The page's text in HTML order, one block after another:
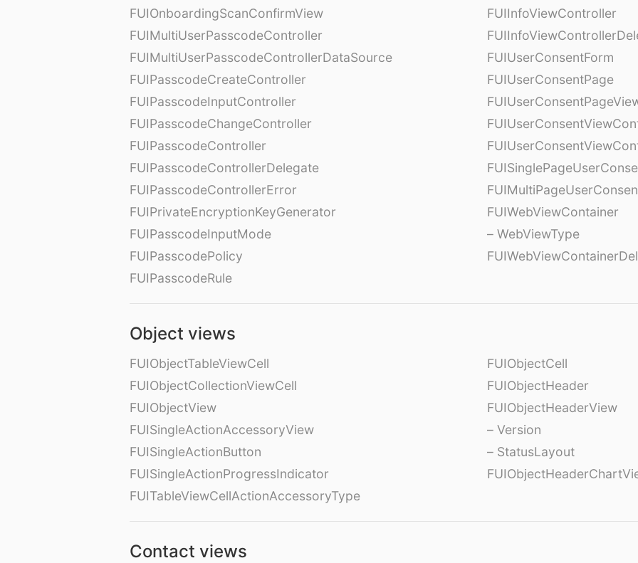
FUIOnboardingScanConfirmView
FUIMultiUserPasscodeController
FUIMultiUserPasscodeControllerDataSource
FUIPasscodeCreateController
FUIPasscodeInputController
FUIPasscodeChangeController
FUIPasscodeController
FUIPasscodeControllerDelegate
FUIPasscodeControllerError
FUIPrivateEncryptionKeyGenerator
FUIPasscodeInputMode
FUIPasscodePolicy
FUIPasscodeRule
FUIInfoViewController
FUIUserConsentForm
FUIUserConsentPage
FUIWebViewContainer
– WebViewType
Object views
FUIObjectTableViewCell
FUIObjectCollectionViewCell
FUIObjectView
FUISingleActionAccessoryView
FUISingleActionButton
FUISingleActionProgressIndicator
FUITableViewCellActionAccessoryType
FUIObjectCell
FUIObjectHeader
FUIObjectHeaderView
– Version
– StatusLayout
Contact views